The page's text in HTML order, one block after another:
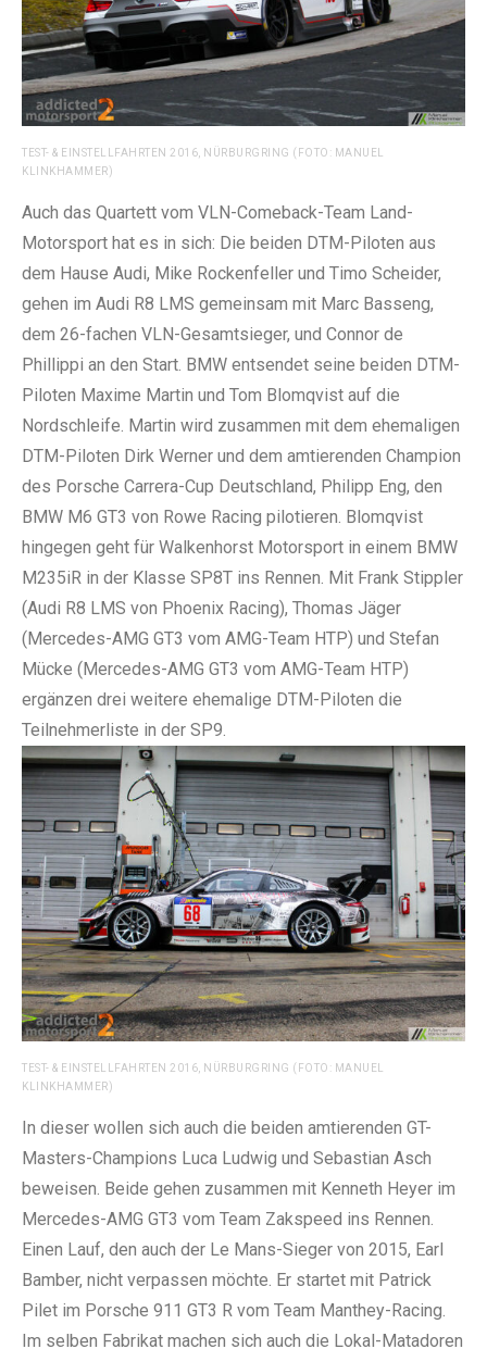
TEST- & EINSTELLFAHRTEN 2016, NÜRBURGRING (FOTO: MANUEL
KLINKHAMMER)
Auch das Quartett vom VLN-Comeback-Team Land-
Motorsport hat es in sich: Die beiden DTM-Piloten aus
dem Hause Audi, Mike Rockenfeller und Timo Scheider,
gehen im Audi R8 LMS gemeinsam mit Marc Basseng,
dem 26-fachen VLN-Gesamtsieger, und Connor de
Phillippi an den Start. BMW entsendet seine beiden DTM-
Piloten Maxime Martin und Tom Blomqvist auf die
Nordschleife. Martin wird zusammen mit dem ehemaligen
DTM-Piloten Dirk Werner und dem amtierenden Champion
des Porsche Carrera-Cup Deutschland, Philipp Eng, den
BMW M6 GT3 von Rowe Racing pilotieren. Blomqvist
hingegen geht für Walkenhorst Motorsport in einem BMW
M235iR in der Klasse SP8T ins Rennen. Mit Frank Stippler
(Audi R8 LMS von Phoenix Racing), Thomas Jäger
(Mercedes-AMG GT3 vom AMG-Team HTP) und Stefan
Mücke (Mercedes-AMG GT3 vom AMG-Team HTP)
ergänzen drei weitere ehemalige DTM-Piloten die
Teilnehmerliste in der SP9.
TEST- & EINSTELLFAHRTEN 2016, NÜRBURGRING (FOTO: MANUEL
KLINKHAMMER)
In dieser wollen sich auch die beiden amtierenden GT-
Masters-Champions Luca Ludwig und Sebastian Asch
beweisen. Beide gehen zusammen mit Kenneth Heyer im
Mercedes-AMG GT3 vom Team Zakspeed ins Rennen.
Einen Lauf, den auch der Le Mans-Sieger von 2015, Earl
Bamber, nicht verpassen möchte. Er startet mit Patrick
Pilet im Porsche 911 GT3 R vom Team Manthey-Racing.
Im selben Fabrikat machen sich auch die Lokal-Matadoren